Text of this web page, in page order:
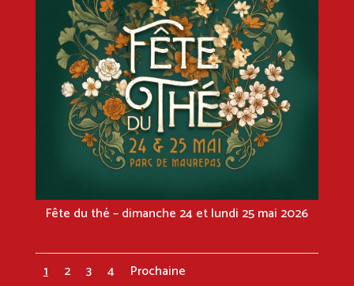
Fête du thé – dimanche 24 et lundi 25 mai 2026
1 2 3 4 Prochaine